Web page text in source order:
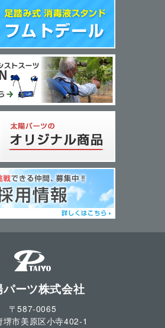
パーツ株式会社
〒587-0065
堺市美原区小寺402-1